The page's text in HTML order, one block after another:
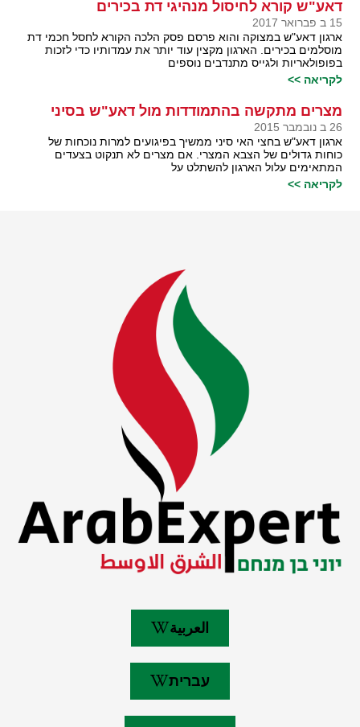
דאע"ש קורא לחיסול מנהיגי דת בכירים
15 ב פברואר 2017
ארגון דאע"ש במצוקה והוא פרסם פסק הלכה הקורא לחסל חכמי דת
מוסלמים בכירים. הארגון מקצין עוד יותר את עמדותיו כדי לזכות
בפופולאריות ולגייס מתנדבים נוספים
לקריאה >>
מצרים מתקשה בהתמודדות מול דאע"ש בסיני
26 ב נובמבר 2015
ארגון דאע"ש בחצי האי סיני ממשיך בפיגועים למרות נוכחות של
כוחות גדולים של הצבא המצרי. אם מצרים לא תנקוט בצעדים
המתאימים עלול הארגון להשתלט על
לקריאה >>
العربية
עברית